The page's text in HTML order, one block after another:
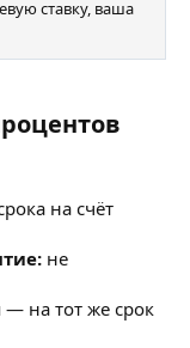
ставку, ваша
на счёт
не
— на тот же срок